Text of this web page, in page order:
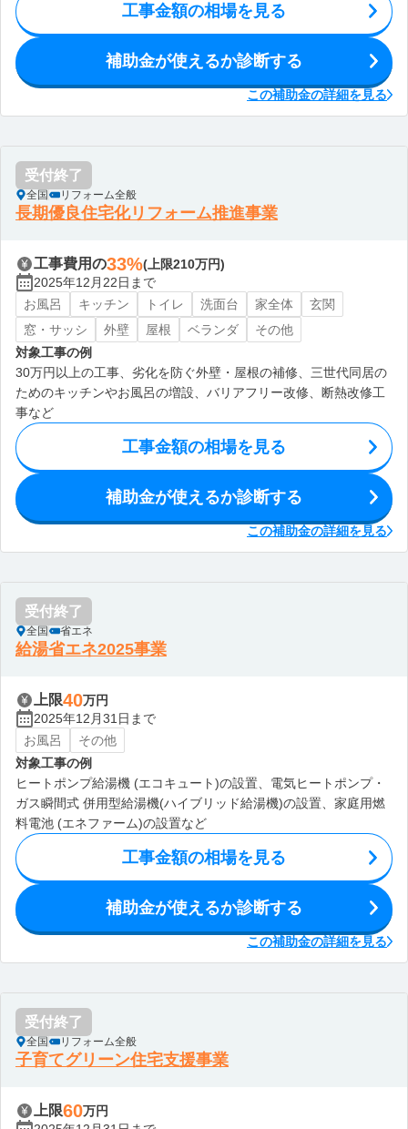
工事金額の相場を見る
補助金が使えるか診断する
この補助金の詳細を見る
受付終了
全国 リフォーム全般
長期優良住宅化リフォーム推進事業
工事費用の33%(上限210万円)
2025年12月22日まで
お風呂
キッチン トイレ 洗面台 家全体
玄関
窓・サッシ
外壁 屋根 ベランダ
その他
対象工事の例
30万円以上の工事、劣化を防ぐ外壁・屋根の補修、三世代同居の
ためのキッチンやお風呂の増設、バリアフリー改修、断熱改修工
事など
工事金額の相場を見る
補助金が使えるか診断する
この補助金の詳細を見る
受付終了
全国 省エネ
給湯省エネ2025事業
上限40万円
2025年12月31日まで
お風呂
その他
対象工事の例
ヒートポンプ給湯機 (エコキュート)の設置、電気ヒートポンプ・
ガス瞬間式 併用型給湯機(ハイブリッド給湯機)の設置、家庭用燃
料電池 (エネファーム)の設置など
工事金額の相場を見る
補助金が使えるか診断する
この補助金の詳細を見る
受付終了
全国 リフォーム全般
子育てグリーン住宅支援事業
上限60万円